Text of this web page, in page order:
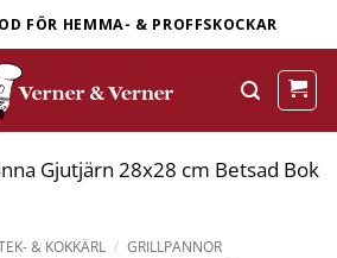
FÖR HEMMA- & PROFFSKOCKAR
& KOKKÄRL / GRILLPANNOR